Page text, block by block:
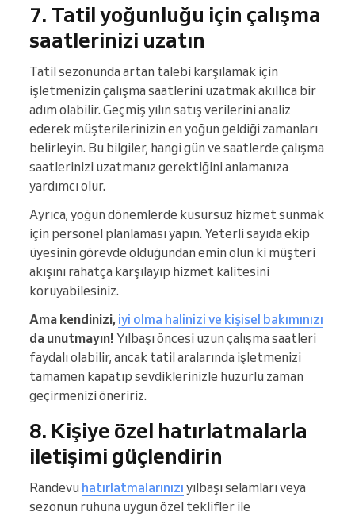
7. Tatil yoğunluğu için çalışma
saatlerinizi uzatın
Tatil sezonunda artan talebi karşılamak için
işletmenizin çalışma saatlerini uzatmak akıllıca bir
adım olabilir. Geçmiş yılın satış verilerini analiz
ederek müşterilerinizin en yoğun geldiği zamanları
belirleyin. Bu bilgiler, hangi gün ve saatlerde çalışma
saatlerinizi uzatmanız gerektiğini anlamanıza
yardımcı olur.
Ayrıca, yoğun dönemlerde kusursuz hizmet sunmak
için personel planlaması yapın. Yeterli sayıda ekip
üyesinin görevde olduğundan emin olun ki müşteri
akışını rahatça karşılayıp hizmet kalitesini
koruyabilesiniz.
Ama kendinizi, iyi olma halinizi ve kişisel bakımınızı
da unutmayın! Yılbaşı öncesi uzun çalışma saatleri
faydalı olabilir, ancak tatil aralarında işletmenizi
tamamen kapatıp sevdiklerinizle huzurlu zaman
geçirmenizi öneririz.
8. Kişiye özel hatırlatmalarla
iletişimi güçlendirin
Randevu hatırlatmalarınızı yılbaşı selamları veya
sezonun ruhuna uygun özel teklifler ile